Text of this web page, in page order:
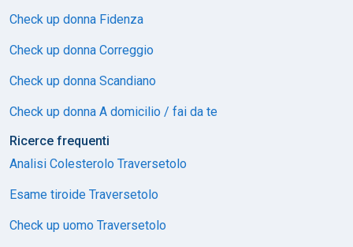
Check up donna Fidenza
Check up donna Correggio
Check up donna Scandiano
Check up donna A domicilio / fai da te
Ricerce frequenti
Analisi Colesterolo Traversetolo
Esame tiroide Traversetolo
Check up uomo Traversetolo